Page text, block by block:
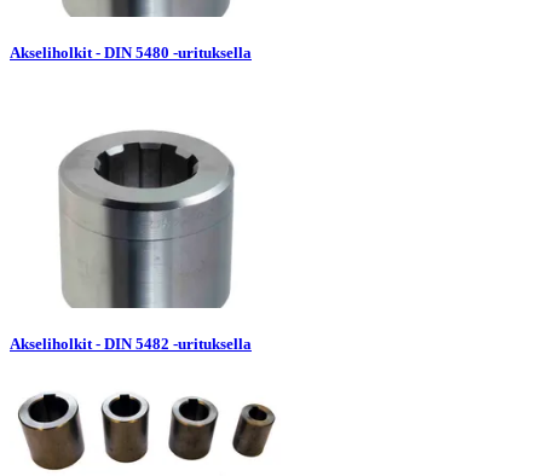
Akseliholkit - DIN 5480 -urituksella
Akseliholkit - DIN 5482 -urituksella